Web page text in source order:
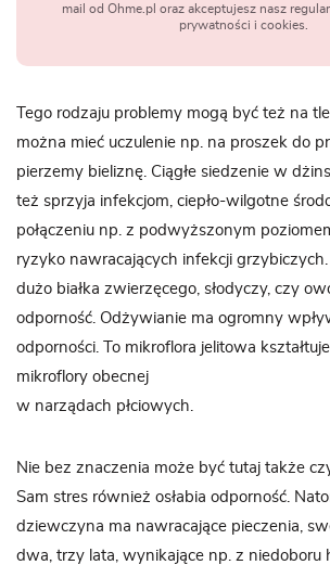
mail od Ohme.pl oraz akceptujesz nasz
prywatności i cookies.
Tego rodzaju problemy mogą być też na
można mieć uczulenie np. na proszek do
pierzemy bieliznę. Ciągłe siedzenie w
też sprzyja infekcjom, ciepło-wilgotne
połączeniu np. z podwyższonym
ryzyko nawracających infekcji
dużo białka zwierzęcego, słodyczy, czy
odporność. Odżywianie ma ogromny
odporności. To mikroflora jelitowa
mikroflory obecnej
w narządach płciowych.
Nie bez znaczenia może być tutaj także
Sam stres również osłabia odporność.
dziewczyna ma nawracające pieczenia,
dwa, trzy lata, wynikające np. z niedoboru